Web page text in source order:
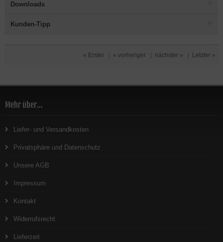
Downloads
Kunden-Tipp
« Erster « vorheriger nächster » Letzter »
Mehr über...
Liefer- und Versandkosten
Privatsphäre und Datenschutz
Unsere AGB
Impressum
Kontakt
Widerrufsrecht
Lieferzeit